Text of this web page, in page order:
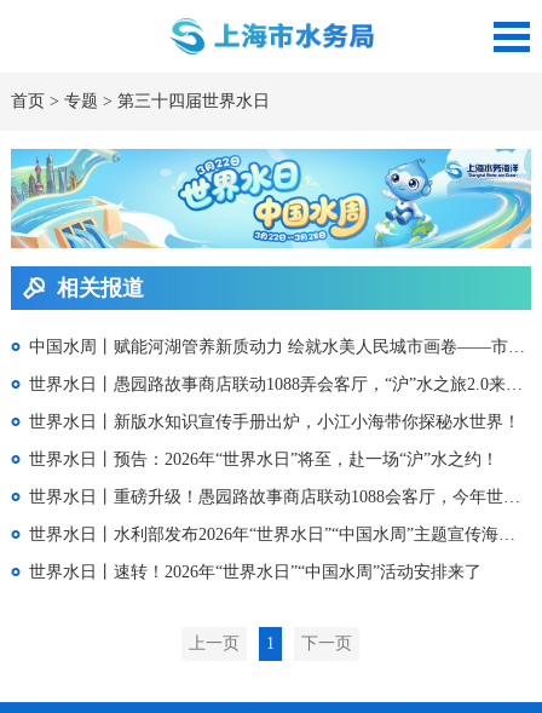
首页 > 专题 > 第三十四届世界水日
相关报道
中国水周丨赋能河湖管养新质动力 绘就水美人民城市画卷——市水利中心2026年“世界水日”“中国水周”活动回顾
世界水日丨愚园路故事商店联动1088弄会客厅，“沪”水之旅2.0来了，在愚园路读懂上海水之韵
世界水日丨新版水知识宣传手册出炉，小江小海带你探秘水世界！
世界水日丨预告：2026年“世界水日”将至，赴一场“沪”水之约！
世界水日丨重磅升级！愚园路故事商店联动1088会客厅，今年世界水日惊喜加码邀您共赴“沪”水之旅
世界水日丨水利部发布2026年“世界水日”“中国水周”主题宣传海报（附高清大图）
世界水日丨速转！2026年“世界水日”“中国水周”活动安排来了
上一页 1 下一页